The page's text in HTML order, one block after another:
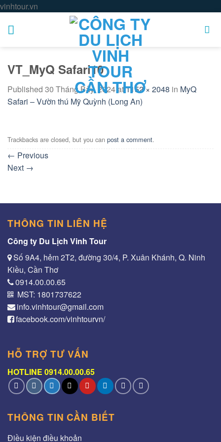
vinhtour.vn
VT_MyQ Safari10
Published 30 Tháng Bảy, 2024 at1152 × 2048 in MyQ
Safari – Vườn thú Mỹ Quỳnh (Long An)
Trackbacks are closed, but you can post a comment.
← Previous
Next →
THÔNG TIN LIÊN HỆ
Công ty Du Lịch Vinh Tour
Số 9A4, hẻm 2T2, đường 30/4, P. Xuân Khánh, Q. Ninh
Kiều, Cần Thơ
0914.00.00.65
MST: 1801737622
info.vinhtour@gmail.com
facebook.com/vinhtourvn/
HỖ TRỢ TƯ VẤN
HOTLINE 0914.00.00.65
THÔNG TIN CẦN BIẾT
Điều kiện điều khoản